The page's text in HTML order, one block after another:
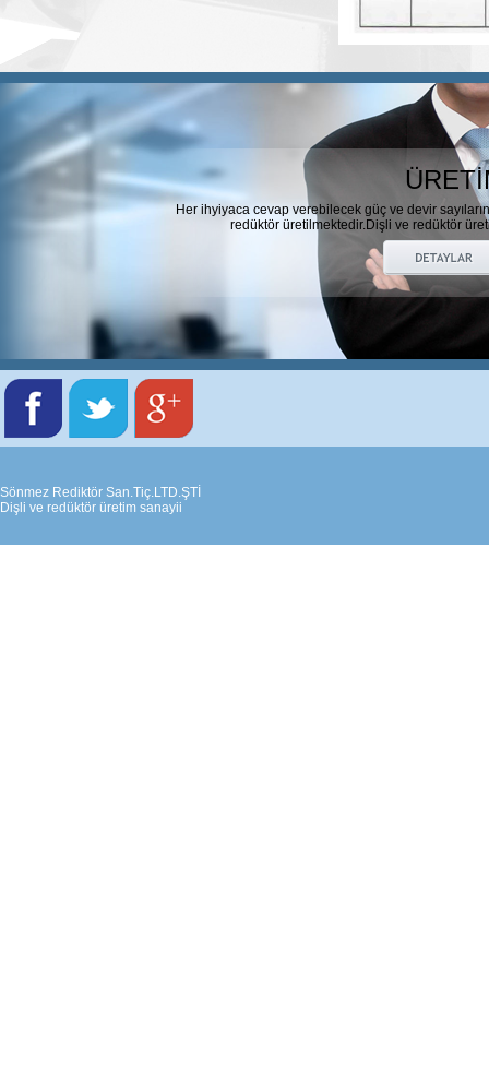
Her ihyiyaca cevap verebilecek güç ve devir
redüktör üretilmektedir.Dişli ve redüktör
Sönmez Rediktör San.Tiç.LTD.ŞTİ
Dişli ve redüktör üretim sanayii